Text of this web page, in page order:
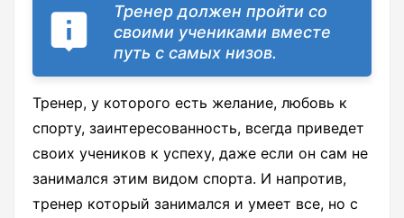
Тренер должен пройти со
своими учениками вместе
путь с самых низов.
Тренер, у которого есть желание, любовь к
спорту, заинтересованность, всегда приведет
своих учеников к успеху, даже если он сам не
занимался этим видом спорта. И напротив,
тренер который занимался и умеет все, но с